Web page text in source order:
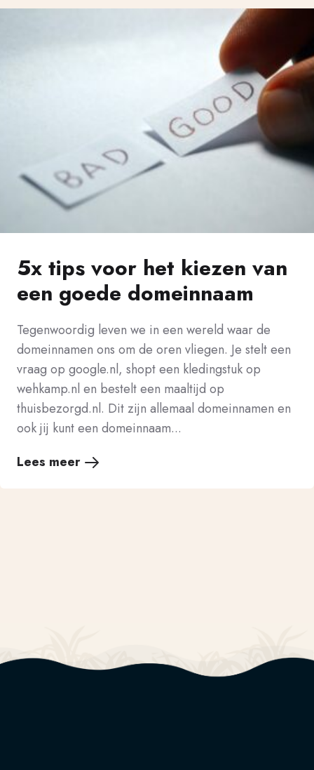
5x tips voor het kiezen van
een goede domeinnaam
Tegenwoordig leven we in een wereld waar de
domeinnamen ons om de oren vliegen. Je stelt een
vraag op google.nl, shopt een kledingstuk op
wehkamp.nl en bestelt een maaltijd op
thuisbezorgd.nl. Dit zijn allemaal domeinnamen en
ook jij kunt een domeinnaam...
Lees meer